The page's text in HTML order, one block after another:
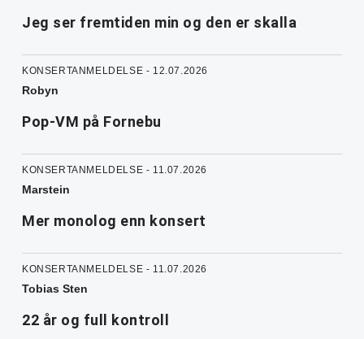
Jeg ser fremtiden min og den er skalla
KONSERTANMELDELSE - 12.07.2026
Robyn
Pop-VM på Fornebu
KONSERTANMELDELSE - 11.07.2026
Marstein
Mer monolog enn konsert
KONSERTANMELDELSE - 11.07.2026
Tobias Sten
22 år og full kontroll